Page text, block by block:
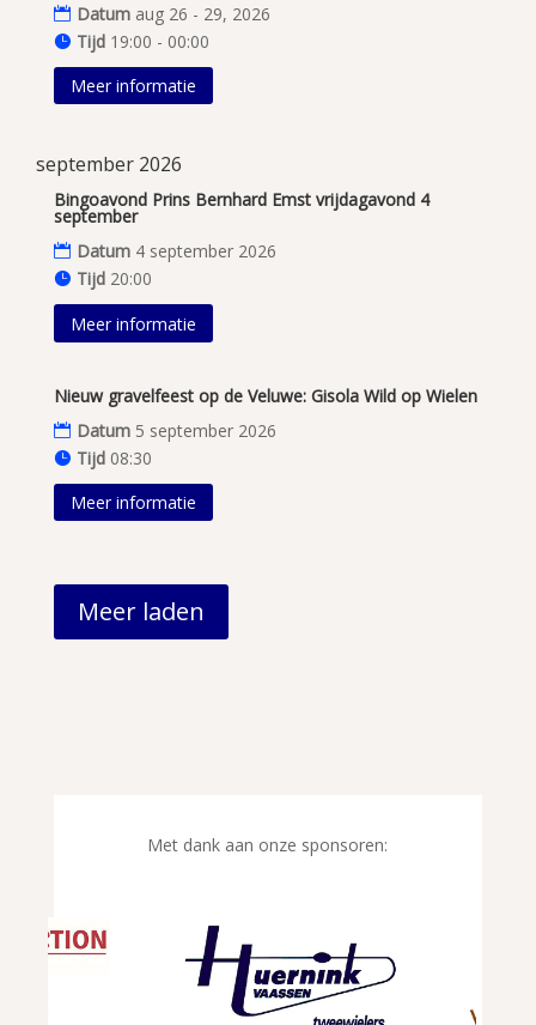
Datum aug 26 - 29, 2026
Tijd 19:00 - 00:00
Meer informatie
september 2026
Bingoavond Prins Bernhard Emst vrijdagavond 4
september
Datum 4 september 2026
Tijd 20:00
Meer informatie
Nieuw gravelfeest op de Veluwe: Gisola Wild op Wielen
Datum 5 september 2026
Tijd 08:30
Meer informatie
Meer laden
Met dank aan onze sponsoren: